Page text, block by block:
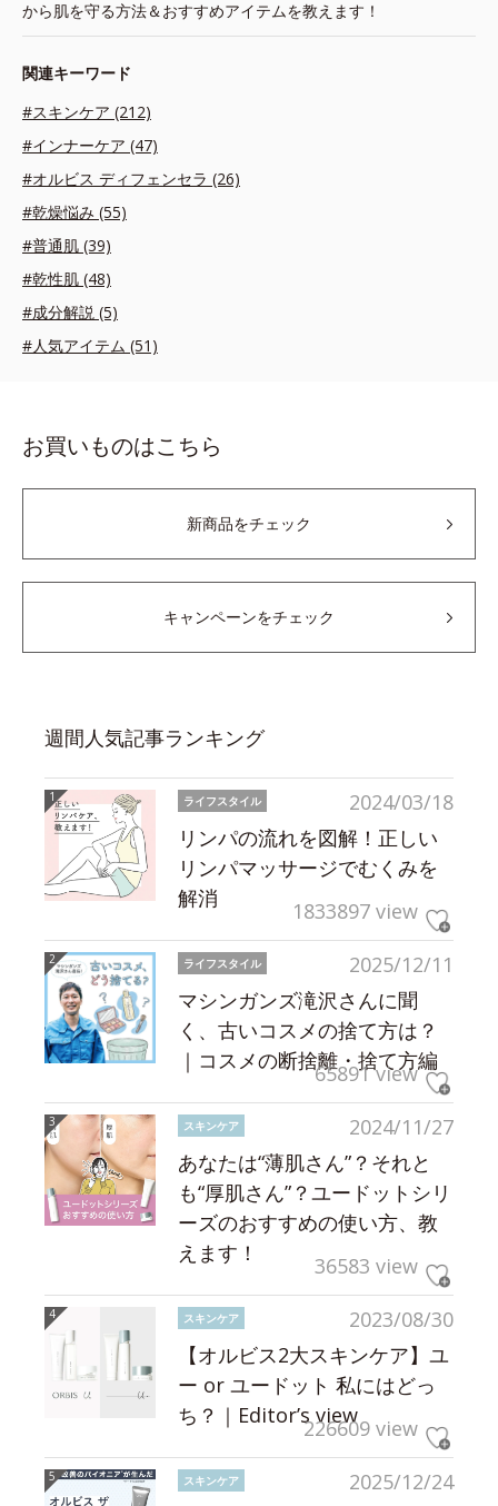
から肌を守る方法＆おすすめアイテムを教えます！
関連キーワード
#スキンケア (212)
#インナーケア (47)
#オルビス ディフェンセラ (26)
#乾燥悩み (55)
#普通肌 (39)
#乾性肌 (48)
#成分解説 (5)
#人気アイテム (51)
お買いものはこちら
新商品をチェック
キャンペーンをチェック
週間人気記事ランキング
2024/03/18
ライフスタイル
リンパの流れを図解！正しい
リンパマッサージでむくみを
解消
1833897 view
2025/12/11
ライフスタイル
マシンガンズ滝沢さんに聞
く、古いコスメの捨て方は？
｜コスメの断捨離・捨て方編
65891 view
2024/11/27
スキンケア
あなたは“薄肌さん”？それと
も“厚肌さん”？ユードットシリ
ーズのおすすめの使い方、教
えます！
36583 view
2023/08/30
スキンケア
【オルビス2大スキンケア】ユ
ー or ユードット 私にはどっ
ち？｜Editor’s view226609 view
2025/12/24
スキンケア